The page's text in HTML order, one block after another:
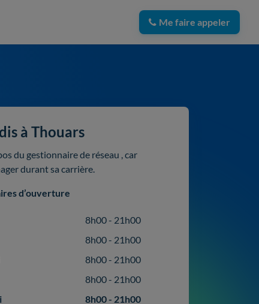
Me faire appeler
à Thouars
du gestionnaire de réseau , car
durant sa carrière.
d’ouverture
8h00 - 21h00
8h00 - 21h00
8h00 - 21h00
8h00 - 21h00
8h00 - 21h00